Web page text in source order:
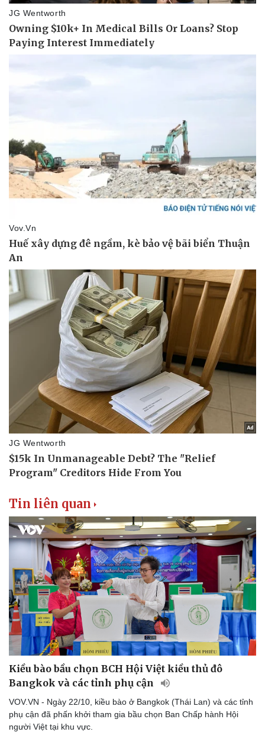
Sức khỏe
Dinh dưỡng - món ngon
Cây thuốc
Sản phụ khoa
Nhi khoa
Nam khoa
Làm đẹp - giảm cân
Phòng mạch online
Ăn sạch sống khỏe
Tình yêu - Gia đình
Tin liên quan
Kiều bào bầu chọn BCH Hội Việt kiều thủ đô
Bangkok và các tỉnh phụ cận
VOV.VN - Ngày 22/10, kiều bào ở Bangkok (Thái Lan) và các tỉnh
phụ cận đã phấn khởi tham gia bầu chọn Ban Chấp hành Hội
người Việt tại khu vực.